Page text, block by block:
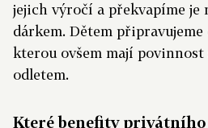
jejich výročí a překvapíme je
dárkem. Dětem
kterou ovšem mají
odletem.
Které benefity